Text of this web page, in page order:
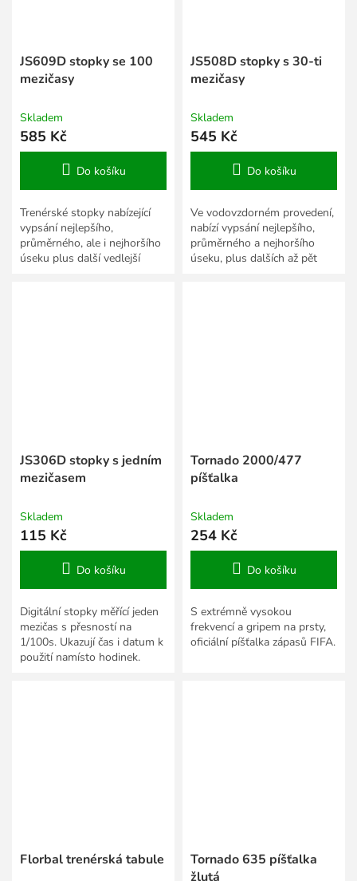
JS609D stopky se 100
mezičasy
Skladem
585 Kč
Do košíku
Trenérské stopky nabízející
vypsání nejlepšího,
průměrného, ale i nejhoršího
úseku plus další vedlejší
JS508D stopky s 30-ti
mezičasy
Skladem
545 Kč
Do košíku
Ve vodovzdorném provedení,
nabízí vypsání nejlepšího,
průměrného a nejhoršího
úseku, plus dalších až pět
JS306D stopky s jedním
mezičasem
Skladem
115 Kč
Do košíku
Digitální stopky měřící jeden
mezičas s přesností na
1/100s. Ukazují čas i datum k
použití namísto hodinek.
Tornado 2000/477
píšťalka
Skladem
254 Kč
Do košíku
S extrémně vysokou
frekvencí a gripem na prsty,
oficiální píšťalka zápasů FIFA.
Florbal trenérská tabule
Tornado 635 píšťalka
žlutá